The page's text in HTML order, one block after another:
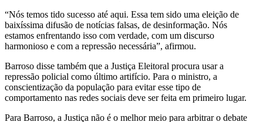
“Nós temos tido sucesso até aqui. Essa tem sido uma eleição de
baixíssima difusão de notícias falsas, de desinformação. Nós
estamos enfrentando isso com verdade, com um discurso
harmonioso e com a repressão necessária”, afirmou.
Barroso disse também que a Justiça Eleitoral procura usar a
repressão policial como último artifício. Para o ministro, a
conscientização da população para evitar esse tipo de
comportamento nas redes sociais deve ser feita em primeiro lugar.
Para Barroso, a Justiça não é o melhor meio para arbitrar o debate